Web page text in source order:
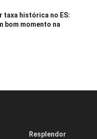
taxa histórica no ES:
bom momento na
Resplendor